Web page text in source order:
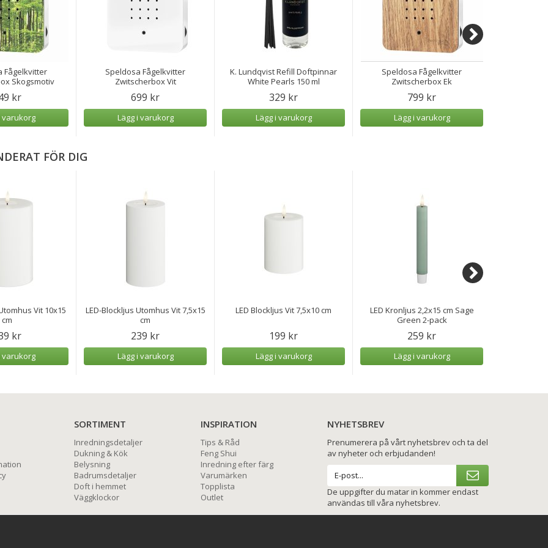
Fågelkvitter
Skogsmotiv
kr
varukorg
Speldosa Fågelkvitter
Zwitscherbox Vit
699 kr
Lägg i varukorg
K. Lundqvist Refill Doftpinnar
White Pearls 150 ml
329 kr
Lägg i varukorg
Speldosa Fågelkvitter
Zwitscherbox Ek
799 kr
Lägg i varukorg
FÖR DIG
Vit 10x15
cm
kr
varukorg
LED-Blockljus Utomhus Vit 7,5x15
cm
239 kr
Lägg i varukorg
LED Blockljus Vit 7,5x10 cm
199 kr
Lägg i varukorg
LED Kronljus 2,2x15 cm Sage
Green 2-pack
259 kr
Lägg i varukorg
SORTIMENT
Inredningsdetaljer
Dukning & Kök
Belysning
Badrumsdetaljer
Doft i hemmet
Väggklockor
INSPIRATION
Tips & Råd
Feng Shui
Inredning efter färg
Varumärken
Topplista
Outlet
NYHETSBREV
Prenumerera på vårt nyhetsbrev och ta del
av nyheter och erbjudanden!
De uppgifter du matar in kommer endast
användas till våra nyhetsbrev.